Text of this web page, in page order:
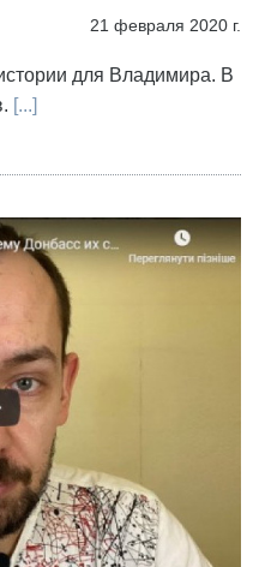
21 февраля 2020 г.
для Владимира. В
[...]